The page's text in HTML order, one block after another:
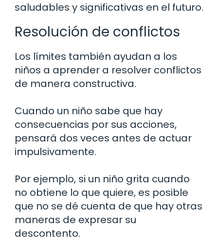
saludables y significativas en el futuro.
Resolución de conflictos
Los límites también ayudan a los
niños a aprender a resolver conflictos
de manera constructiva.
Cuando un niño sabe que hay
consecuencias por sus acciones,
pensará dos veces antes de actuar
impulsivamente.
Por ejemplo, si un niño grita cuando
no obtiene lo que quiere, es posible
que no se dé cuenta de que hay otras
maneras de expresar su
descontento.